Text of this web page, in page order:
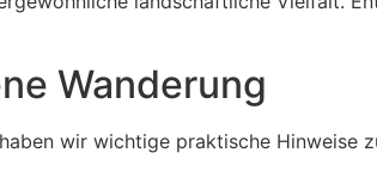
Wanderung
wir wichtige praktische Hinweise